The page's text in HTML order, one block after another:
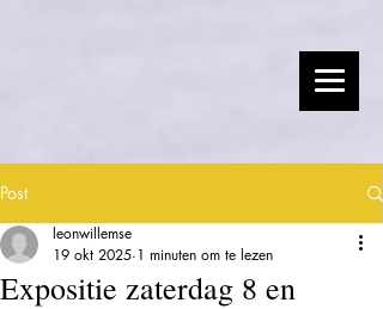
Post
Expositie zaterdag 8 en
leonwillemse
19 okt 2025 1 minuten om te lezen